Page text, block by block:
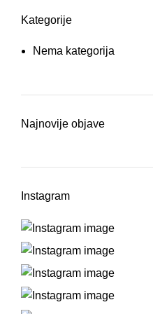
Kategorije
Nema kategorija
Najnovije objave
Instagram